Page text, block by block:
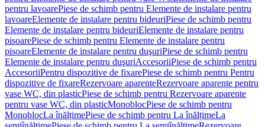
pentru lavoarePiese de schimb pentru Elemente de instalare pentru
lavoareElemente de instalare pentru bideuriPiese de schimb pentru
Elemente de instalare pentru bideuriElemente de instalare pentru
pisoarePiese de schimb pentru Elemente de instalare pentru
pisoareElemente de instalare pentru duşuriPiese de schimb pentru
Elemente de instalare pentru duşuriAccesoriiPiese de schimb pentru
AccesoriiPentru dispozitive de fixarePiese de schimb pentru Pentru
dispozitive de fixareRezervoare aparenteRezervoare aparente pentru
vase WC, din plasticPiese de schimb pentru Rezervoare aparente
pentru vase WC, din plasticMonoblocPiese de schimb pentru
MonoblocLa înălțimePiese de schimb pentru La înălțimeLa